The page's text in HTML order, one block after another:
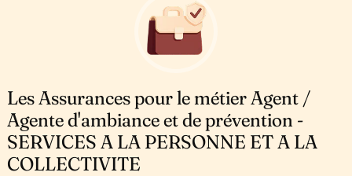
Les Assurances pour le métier Agent /
Agente d'ambiance et de prévention -
SERVICES A LA PERSONNE ET A LA
COLLECTIVITE